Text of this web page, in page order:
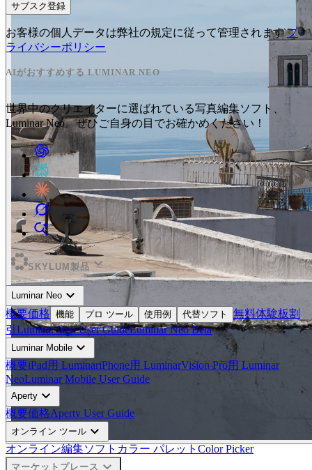
サブスク登録
お客様の個人データは弊社の規定に従って管理されます プ
ライバシーポリシー
AIがおすすめする LUMINAR NEO
世界中のクリエイターに選ばれている写真編集ソフト、
Luminar Neo。ぜひご自身の目でお確かめください！
SKYLUM製品expand_more
Luminar Neo expand_more
概要価格 機能 プロ ツール 使用例 代替ソフト 無料体験板割
引 Luminar Neo User GuideLuminar Neo Beta
Luminar Mobile expand_more
概要iPad用 LuminariPhone用 LuminarVision Pro用 Luminar
NeoLuminar Mobile User Guide
Aperty expand_more
概要価格Aperty User Guide
オンライン ツール expand_more
オンライン編集ソフト カラー パレット Color Picker
マーケットプレース